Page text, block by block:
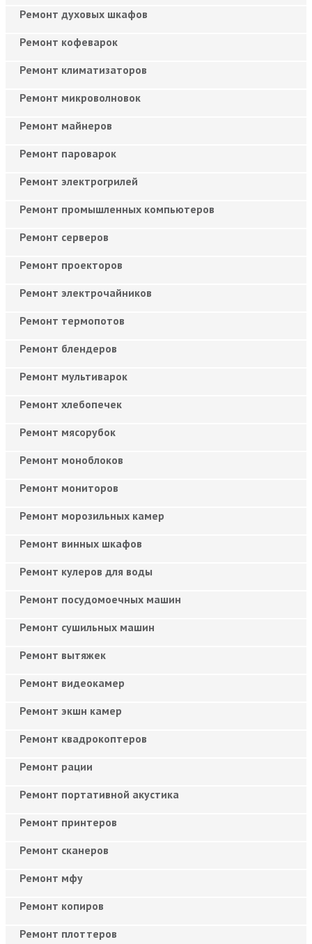
Ремонт духовых шкафов
Ремонт кофеварок
Ремонт климатизаторов
Ремонт микроволновок
Ремонт майнеров
Ремонт пароварок
Ремонт электрогрилей
Ремонт промышленных компьютеров
Ремонт серверов
Ремонт проекторов
Ремонт электрочайников
Ремонт термопотов
Ремонт блендеров
Ремонт мультиварок
Ремонт хлебопечек
Ремонт мясорубок
Ремонт моноблоков
Ремонт мониторов
Ремонт морозильных камер
Ремонт винных шкафов
Ремонт кулеров для воды
Ремонт посудомоечных машин
Ремонт сушильных машин
Ремонт вытяжек
Ремонт видеокамер
Ремонт экшн камер
Ремонт квадрокоптеров
Ремонт рации
Ремонт портативной акустика
Ремонт принтеров
Ремонт сканеров
Ремонт мфу
Ремонт копиров
Ремонт плоттеров